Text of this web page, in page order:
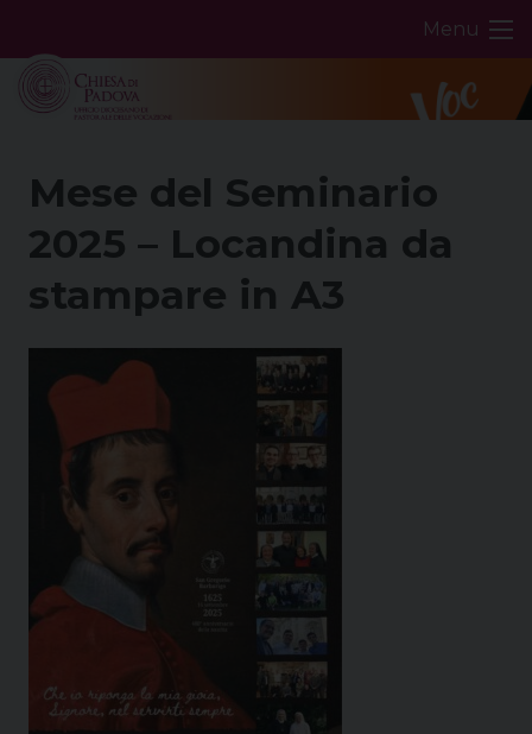
content
Menu
Mese del Seminario
2025 – Locandina da
stampare in A3